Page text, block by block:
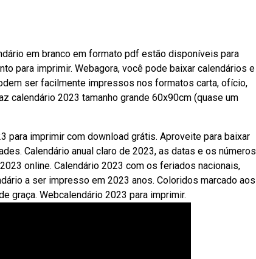
em branco em formato pdf estão disponíveis para
para imprimir. Webagora, você pode baixar calendários e
ser facilmente impressos nos formatos carta, ofício,
calendário 2023 tamanho grande 60x90cm (quase um
para imprimir com download grátis. Aproveite para baixar
Calendário anual claro de 2023, as datas e os números
online. Calendário 2023 com os feriados nacionais,
a ser impresso em 2023 anos. Coloridos marcado aos
graça. Webcalendário 2023 para imprimir.